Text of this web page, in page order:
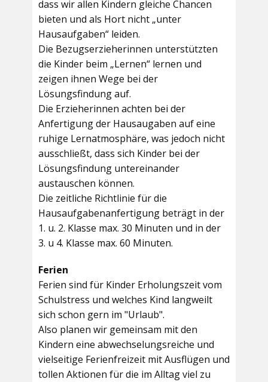
dass wir allen Kindern gleiche Chancen
bieten und als Hort nicht „unter
Hausaufgaben“ leiden.
Die Bezugserzieherinnen unterstützten
die Kinder beim „Lernen“ lernen und
zeigen ihnen Wege bei der
Lösungsfindung auf.
Die Erzieherinnen achten bei der
Anfertigung der Hausaugaben auf eine
ruhige Lernatmosphäre, was jedoch nicht
ausschließt, dass sich Kinder bei der
Lösungsfindung untereinander
austauschen können.
Die zeitliche Richtlinie für die
Hausaufgabenanfertigung beträgt in der
1. u. 2. Klasse max. 30 Minuten und in der
3. u 4. Klasse max. 60 Minuten.
Ferien
Ferien sind für Kinder Erholungszeit vom
Schulstress und welches Kind langweilt
sich schon gern im "Urlaub".
Also planen wir gemeinsam mit den
Kindern eine abwechselungsreiche und
vielseitige Ferienfreizeit mit Ausflügen und
tollen Aktionen für die im Alltag viel zu